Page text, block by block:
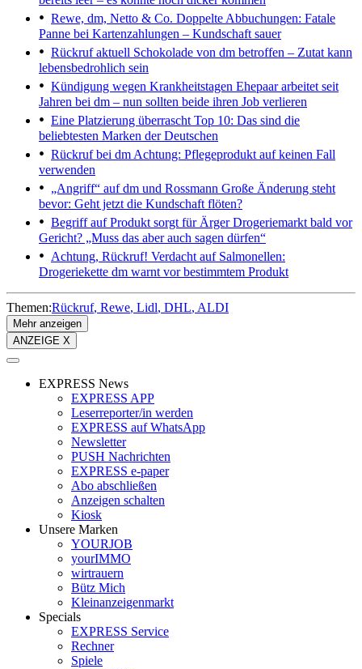
Rewe, dm, Netto & Co. Doppelte Abbuchungen: Fatale
Panne bei Kartenzahlungen – Kundschaft sauer
Rückruf aktuell Schokolade von dm betroffen – Zutat kann
lebensbedrohlich sein
Kündigung wegen Krankheitstagen Ehepaar arbeitet seit
Jahren bei dm – nun sollten beide ihren Job verlieren
Eine Platzierung überrascht Top 10: Das sind die
beliebtesten Marken der Deutschen
Rückruf bei dm Achtung: Pflegeprodukt auf keinen Fall
verwenden
„Angriff“ auf dm und Rossmann Große Änderung steht
bevor: Geht jetzt die Kundschaft flöten?
Begriff auf Produkt sorgt für ÄrgerDrogeriemarkt bald vor
Gericht? „Muss das aber auch sagen dürfen“
Achtung, Rückruf! Verdacht auf Salmonellen:
Drogeriekette dm warnt vor bestimmtem Produkt
Themen:Rückruf Rewe Lidl DHL ALDI
Mehr anzeigen
ANZEIGE X
EXPRESS News
EXPRESS APP
Leserreporter/in werden
EXPRESS auf WhatsApp
Newsletter
PUSH Nachrichten
EXPRESS e-paper
Abo abschließen
Anzeigen schalten
Kiosk
Unsere Marken
YOURJOB
yourIMMO
wirtrauern
Bütz Mich
Kleinanzeigenmarkt
Specials
EXPRESS Service
Rechner
Spiele